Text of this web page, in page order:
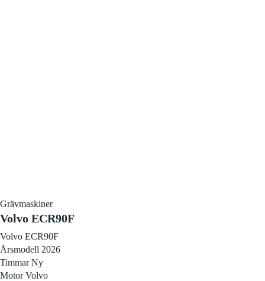
Grävmaskiner
Volvo ECR90F
Volvo ECR90F
Årsmodell 2026
Timmar Ny
Motor Volvo